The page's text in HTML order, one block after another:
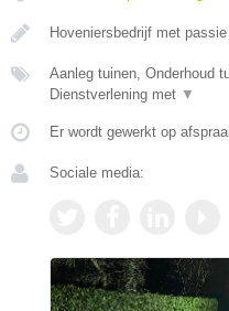
Hoveniersbedrijf met
Aanleg tuinen, Onderhoud
Dienstverlening met ▼
Er wordt gewerkt op
Sociale media: